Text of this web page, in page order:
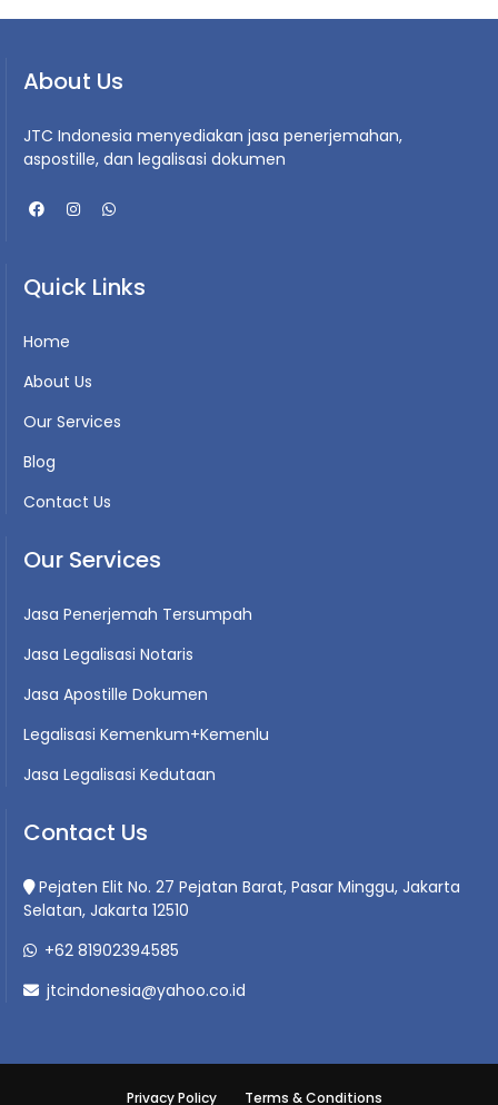
About Us
JTC Indonesia menyediakan jasa penerjemahan,
aspostille, dan legalisasi dokumen
Quick Links
Home
About Us
Our Services
Blog
Contact Us
Our Services
Jasa Penerjemah Tersumpah
Jasa Legalisasi Notaris
Jasa Apostille Dokumen
Legalisasi Kemenkum+Kemenlu
Jasa Legalisasi Kedutaan
Contact Us
Pejaten Elit No. 27 Pejatan Barat, Pasar Minggu, Jakarta
Selatan, Jakarta 12510
+62 81902394585
jtcindonesia@yahoo.co.id
Privacy Policy Terms & Conditions